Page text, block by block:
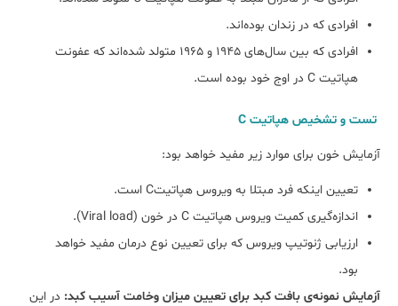
افرادی که در زندان بوده‌اند.
افرادی که بین سال‌های 1945 و 1965 متولد شده‌اند که عفونت
هپاتیت C در اوج خود بوده است.
تست و تشخیص هپاتیت C
آزمایش خون برای موارد زیر مفید خواهد بود:
تعیین اینکه فرد مبتلا به ویروس هپاتیتC است.
اندازه‌گیری کمیت ویروس هپاتیت C در خون (Viral load).
ارزیابی ژنوتیپ ویروس که برای تعیین نوع درمان مفید خواهد
بود.
آزمایش نمونه‌ی بافت کبد برای تعیین میزان وخامت آسیب کبد: در این